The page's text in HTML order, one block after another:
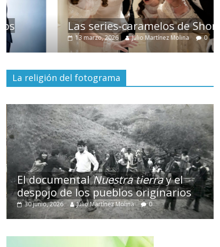
Las series-caramelos de Shondaland
Julio Martínez Molina 0
La religión del fotograma
El documentalNuestra tierray el
despojo de los pueblos originarios
30 junio, 2026 Julio Martínez Molina 0